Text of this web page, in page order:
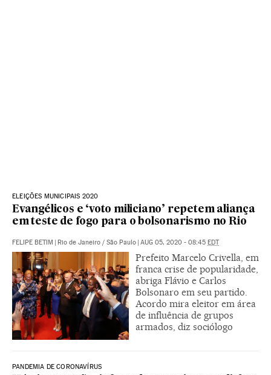
ELEIÇÕES MUNICIPAIS 2020
Evangélicos e ‘voto miliciano’ repetem aliança
em teste de fogo para o bolsonarismo no Rio
FELIPE BETIM Rio de Janeiro / São Paulo AUG 05, 2020 - 08:45 EDT
Prefeito Marcelo Crivella, em
franca crise de popularidade,
abriga Flávio e Carlos
Bolsonaro em seu partido.
Acordo mira eleitor em área
de influência de grupos
armados, diz sociólogo
PANDEMIA DE CORONAVÍRUS